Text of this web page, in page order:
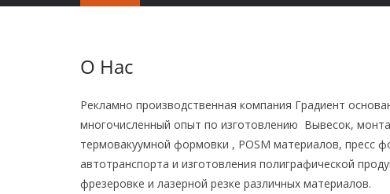
О Нас
Рекламно производственная компания Градиент
многочисленный опыт по изготовлению Вывесок,
термовакуумной формовки , POSM материалов, пресс
автотранспорта и изготовления полиграфической
фрезеровке и лазерной резке различных материалов.